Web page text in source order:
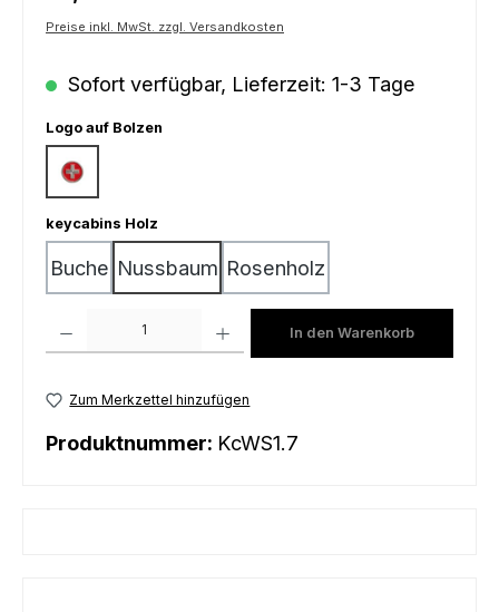
Preise inkl. MwSt. zzgl. Versandkosten
Sofort verfügbar, Lieferzeit: 1-3 Tage
Logo auf Bolzen
Schweizerkreuz
keycabins Holz
Buche Nussbaum Rosenholz
In den Warenkorb
Zum Merkzettel hinzufügen
Produktnummer: KcWS1.7